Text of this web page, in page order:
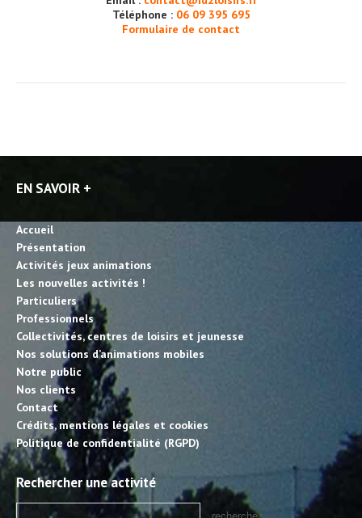
Téléphone : 06 09 395 695
Formulaire de contact
EN SAVOIR +
Accueil
Présentation
Activités jeux animations
Les nouvelles activités !
Particuliers
Professionnels
Collectivités, centres de loisirs et jeunesse
Nos solutions d’animations mobiles
Notre public
Nos clients
Contact
Crédits, mentions légales et cookies
Politique de confidentialité (RGPD)
Rechercher une activité